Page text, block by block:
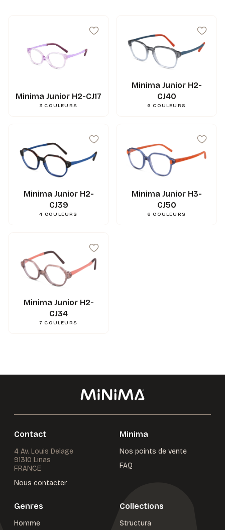
15 mm
130 mm
Poids 0.000000
Minima Junior H2-CJ17
3 COULEURS
Minima Junior H2-
CJ40
6 COULEURS
Minima Junior H2-
CJ39
4 COULEURS
Minima Junior H3-
CJ50
6 COULEURS
Minima Junior H2-
CJ34
7 COULEURS
Contact
4 Av. Louis Delage
91310 Linas
FRANCE
Nous contacter
Minima
Nos points de vente
FAQ
Genres
Homme
Collections
Structura